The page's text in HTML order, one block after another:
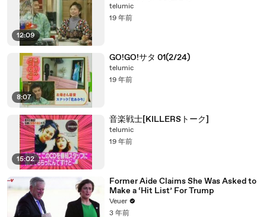
12:09
telumic
19 年前
8:07
GO!GO!サタ 01(2/24)
telumic
19 年前
15:02
音楽戦士[KILLERSトーク]
telumic
19 年前
Former Aide Claims She Was Asked to
Make a ‘Hit List’ For Trump
Veuer
3 年前